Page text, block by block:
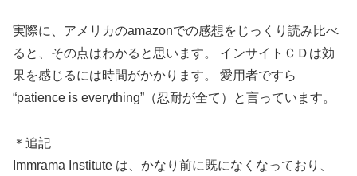
実際に、アメリカのamazonでの感想をじっくり読み比べ
ると、その点はわかると思います。 インサイトＣＤは効
果を感じるには時間がかかります。 愛用者ですら
“patience is everything”（忍耐が全て）と言っています。
＊追記
Immrama Institute は、かなり前に既になくなっており、